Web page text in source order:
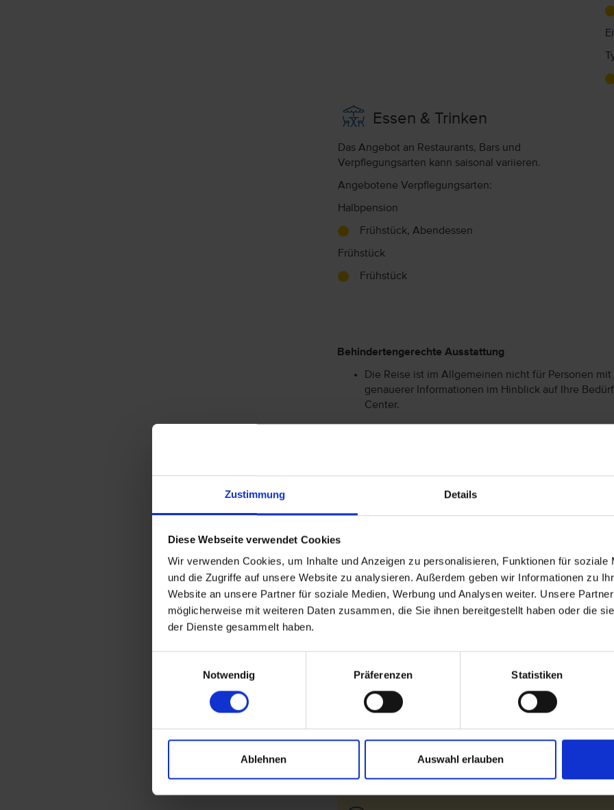
Zustimmung Details
Diese Webseite verwendet Cookies
Wir verwenden Cookies, um Inhalte und Anzeigen zu personalisieren, Funktionen für soziale
und die Zugriffe auf unsere Website zu analysieren. Außerdem geben wir Informationen zu
Website an unsere Partner für soziale Medien, Werbung und Analysen weiter. Unsere
möglicherweise mit weiteren Daten zusammen, die Sie ihnen bereitgestellt haben oder die
der Dienste gesammelt haben.
Notwendig
Präferenzen Statistiken
Ablehnen Auswahl erlauben
Essen & Trinken
Das Angebot an Restaurants, Bars und
Verpflegungsarten kann saisonal variieren.
Angebotene Verpflegungsarten:
Halbpension
Frühstück, Abendessen
Frühstück
Frühstück
Behindertengerechte Ausstattung
Die Reise ist im Allgemeinen nicht für Personen
genauerer Informationen im Hinblick auf Ihre
Center.
Hotelort: Grindelwald
Kategorie der Unterkunft: 4
Achtung: Bitte beachten Sie, dass der Check-In am
kostenpflichtig ist. Freigepäck und Verpflegung während
variieren. Informationen erhalten Sie im Servicebereich
Fluggesellschaften vtours Gepäckinformationen.
Wir möchten Sie darauf aufmerksam machen, dass Sie
vorbehalten) in Ihr Hotel einchecken können. An Ihrem
(örtliche Abweichung vorbehalten) nutzen. Bitte
vorkommen kann, dass der Hotelier einen Nachweis der
fordert. Sollte ein derartiger Nachweis nicht gelingen,
Nachzahlungsforderungen stellt oder die Buchung nicht
Hotelbeschreibung für Ihre Buchung relevant ist! Es ist
Hotelbeschreibungen ausweisen oder es